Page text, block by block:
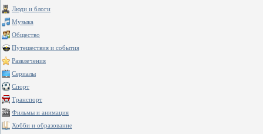
Люди и блоги
Музыка
Общество
Путешествия и события
Развлечения
Сериалы
Спорт
Транспорт
Фильмы и анимация
Хобби и образование